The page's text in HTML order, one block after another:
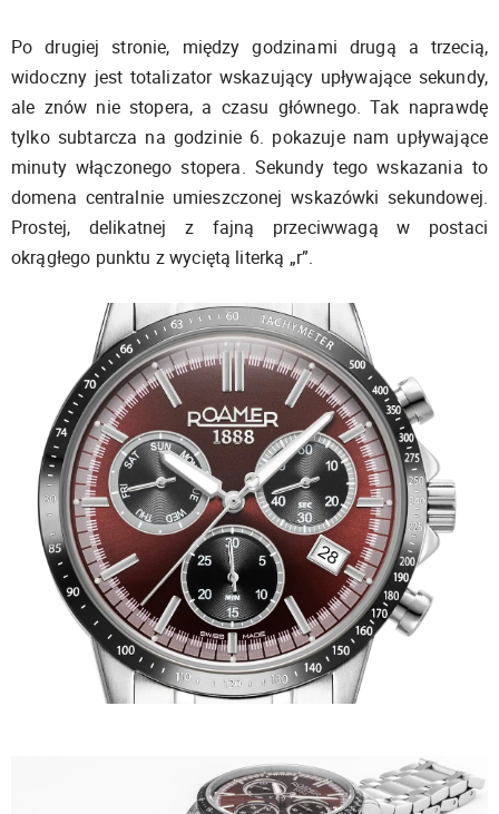
Po drugiej stronie, między godzinami drugą a trzecią,
widoczny jest totalizator wskazujący upływające sekundy,
ale znów nie stopera, a czasu głównego. Tak naprawdę
tylko subtarcza na godzinie 6. pokazuje nam upływające
minuty włączonego stopera. Sekundy tego wskazania to
domena centralnie umieszczonej wskazówki sekundowej.
Prostej, delikatnej z fajną przeciwwagą w postaci
okrągłego punktu z wyciętą literką „r”.